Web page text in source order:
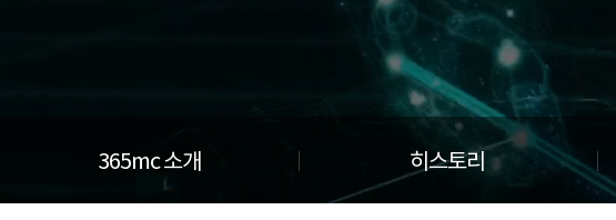
365mc 소개 히스토리